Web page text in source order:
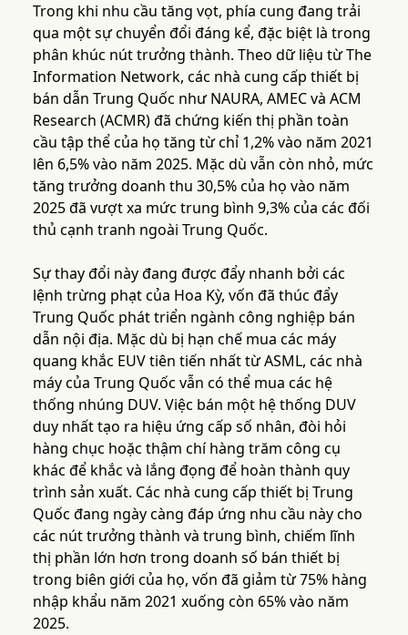
Trong khi nhu cầu tăng vọt, phía cung đang trải
qua một sự chuyển đổi đáng kể, đặc biệt là trong
phân khúc nút trưởng thành. Theo dữ liệu từ The
Information Network, các nhà cung cấp thiết bị
bán dẫn Trung Quốc như NAURA, AMEC và ACM
Research (ACMR) đã chứng kiến thị phần toàn
cầu tập thể của họ tăng từ chỉ 1,2% vào năm 2021
lên 6,5% vào năm 2025. Mặc dù vẫn còn nhỏ, mức
tăng trưởng doanh thu 30,5% của họ vào năm
2025 đã vượt xa mức trung bình 9,3% của các đối
thủ cạnh tranh ngoài Trung Quốc.
Sự thay đổi này đang được đẩy nhanh bởi các
lệnh trừng phạt của Hoa Kỳ, vốn đã thúc đẩy
Trung Quốc phát triển ngành công nghiệp bán
dẫn nội địa. Mặc dù bị hạn chế mua các máy
quang khắc EUV tiên tiến nhất từ ASML, các nhà
máy của Trung Quốc vẫn có thể mua các hệ
thống nhúng DUV. Việc bán một hệ thống DUV
duy nhất tạo ra hiệu ứng cấp số nhân, đòi hỏi
hàng chục hoặc thậm chí hàng trăm công cụ
khác để khắc và lắng đọng để hoàn thành quy
trình sản xuất. Các nhà cung cấp thiết bị Trung
Quốc đang ngày càng đáp ứng nhu cầu này cho
các nút trưởng thành và trung bình, chiếm lĩnh
thị phần lớn hơn trong doanh số bán thiết bị
trong biên giới của họ, vốn đã giảm từ 75% hàng
nhập khẩu năm 2021 xuống còn 65% vào năm
2025.